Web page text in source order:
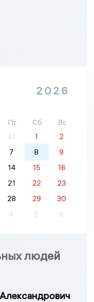
2026
Пт Сб
Вс
31 1
2
7 8
9
14 15
16
21 22
23
28 29
30
4 5 6
людей